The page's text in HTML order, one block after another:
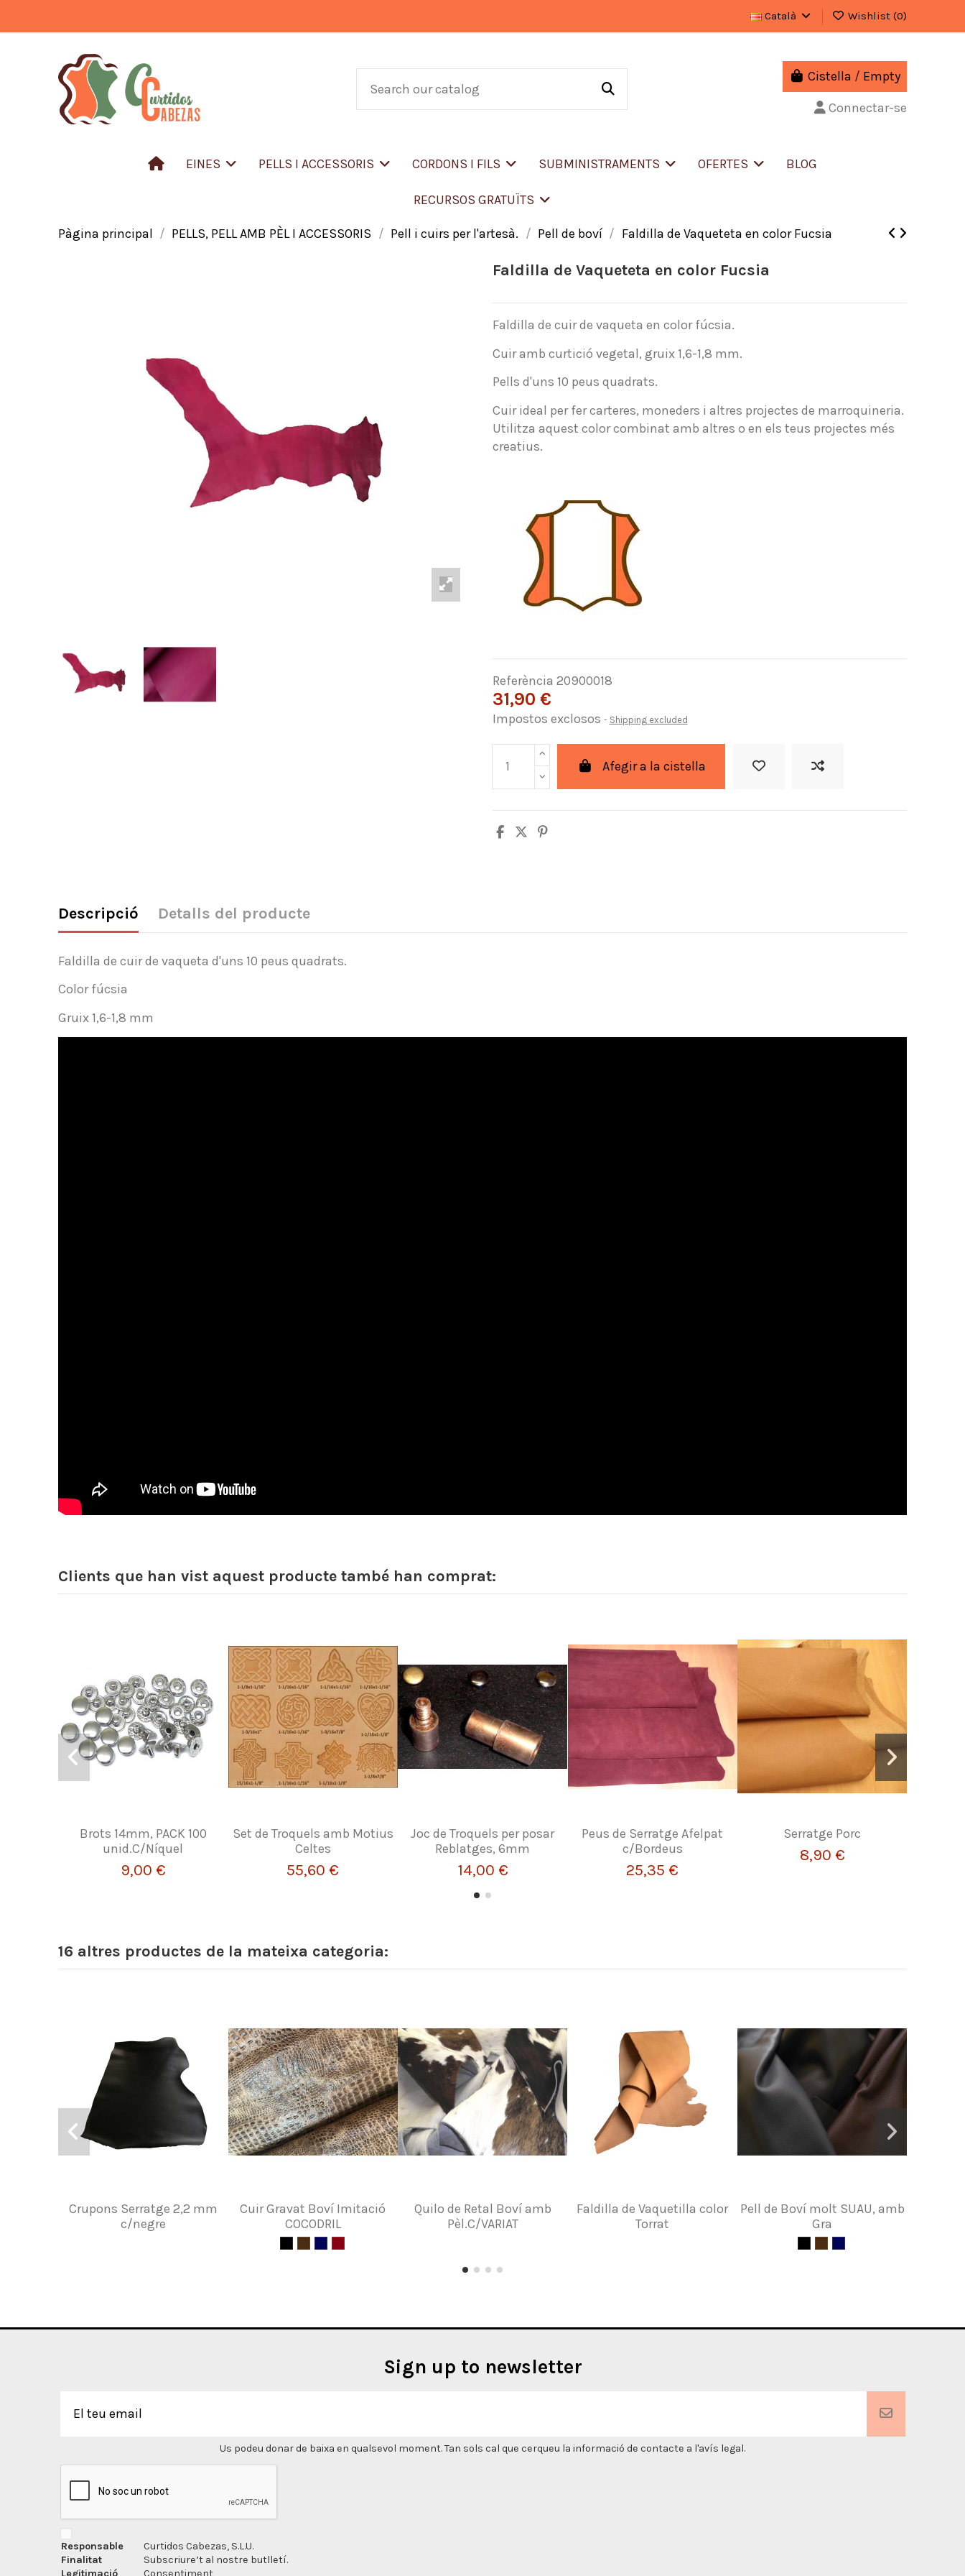
Català Wishlist (0)
Cistella / Empty
Connectar-se
EINES PELLS I ACCESSORIS CORDONS I FILS SUBMINISTRAMENTS OFERTES BLOG
RECURSOS GRATUÏTS
Pàgina principal PELLS, PELL AMB PÈL I ACCESSORIS Pell i cuirs per l'artesà. Pell de boví Faldilla de Vaqueteta en color Fucsia
Faldilla de Vaqueteta en color Fucsia
Faldilla de cuir de vaqueta en color fúcsia.
Cuir amb curtició vegetal, gruix 1,6-1,8 mm.
Pells d'uns 10 peus quadrats.
Cuir ideal per fer carteres, moneders i altres projectes de marroquineria.
Utilitza aquest color combinat amb altres o en els teus projectes més
creatius.
Referència 20900018
31,90 €
Impostos exclosos Shipping excluded
Afegir a la cistella
Descripció Detalls del producte
Faldilla de cuir de vaqueta d'uns 10 peus quadrats.
Color fúcsia
Gruix 1,6-1,8 mm
Clients que han vist aquest producte també han comprat:
Brots 14mm, PACK 100
unid.C/Níquel
9,00 €
Set de Troquels amb Motius
Celtes
55,60 €
Joc de Troquels per posar
Reblatges, 6mm
14,00 €
Peus de Serratge Afelpat
c/Bordeus
25,35 €
Serratge Porc
8,90 €
16 altres productes de la mateixa categoria:
Crupons Serratge 2,2 mm
c/negre
Cuir Gravat Boví Imitació
COCODRIL
Quilo de Retal Boví amb
Pèl.C/VARIAT
Faldilla de Vaquetilla color
Torrat
Pell de Boví molt SUAU, amb
Gra
Sign up to newsletter
Us podeu donar de baixa en qualsevol moment. Tan sols cal que cerqueu la informació de contacte a l'avís legal.
Responsable
Curtidos Cabezas, S.L.U.
Finalitat
Subscriure’t al nostre butlletí.
Legitimació
Consentiment